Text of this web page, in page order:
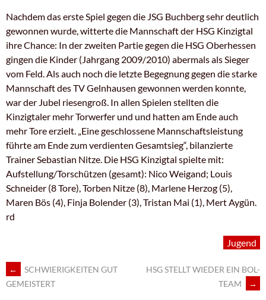
Nachdem das erste Spiel gegen die JSG Buchberg sehr deutlich
gewonnen wurde, witterte die Mannschaft der HSG Kinzigtal
ihre Chance: In der zweiten Partie gegen die HSG Oberhessen
gingen die Kinder (Jahrgang 2009/2010) abermals als Sieger
vom Feld. Als auch noch die letzte Begegnung gegen die starke
Mannschaft des TV Gelnhausen gewonnen werden konnte,
war der Jubel riesengroß. In allen Spielen stellten die
Kinzigtaler mehr Torwerfer und und hatten am Ende auch
mehr Tore erzielt. „Eine geschlossene Mannschaftsleistung
führte am Ende zum verdienten Gesamtsieg“, bilanzierte
Trainer Sebastian Nitze. Die HSG Kinzigtal spielte mit:
Aufstellung/Torschützen (gesamt): Nico Weigand; Louis
Schneider (8 Tore), Torben Nitze (8), Marlene Herzog (5),
Maren Bös (4), Finja Bolender (3), Tristan Mai (1), Mert Aygün.
rd
Jugend
ARTIKEL-
←
SCHWIERIGKEITEN GUT
GEMEISTERT
HSG STELLT WIEDER EIN BOL-
TEAM
→